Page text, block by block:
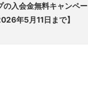
の入会金無料キャンペー
年5月11日まで】